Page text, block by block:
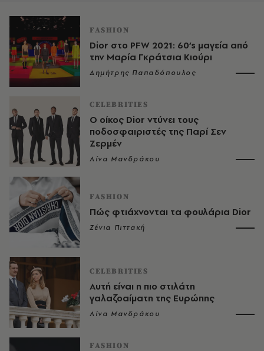
FASHION
Dior στο PFW 2021: 60’s μαγεία από
την Μαρία Γκράτσια Κιούρι
Δημήτρης Παπαδόπουλος
CELEBRITIES
Ο οίκος Dior ντύνει τους
ποδοσφαιριστές της Παρί Σεν
Ζερμέν
Λίνα Μανδράκου
FASHION
Πώς φτιάχνονται τα φουλάρια Dior
Ζένια Πιττακή
CELEBRITIES
Αυτή είναι η πιο στιλάτη
γαλαζοαίματη της Ευρώπης
Λίνα Μανδράκου
FASHION